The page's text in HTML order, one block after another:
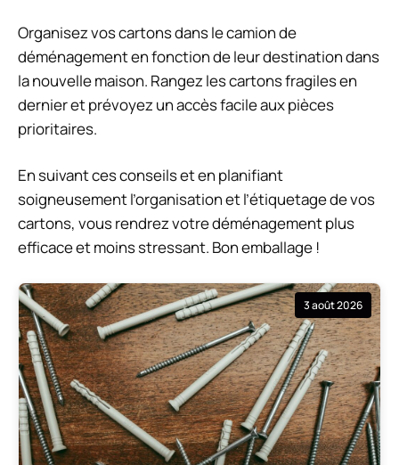
Organisez vos cartons dans le camion de
déménagement en fonction de leur destination dans
la nouvelle maison. Rangez les cartons fragiles en
dernier et prévoyez un accès facile aux pièces
prioritaires.
En suivant ces conseils et en planifiant
soigneusement l’organisation et l’étiquetage de vos
cartons, vous rendrez votre déménagement plus
efficace et moins stressant. Bon emballage !
3 août 2026